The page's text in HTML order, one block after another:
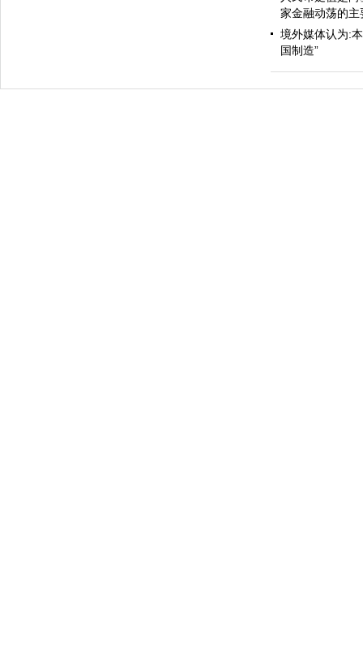
家金融动荡的主
境外媒体认为:
国制造”